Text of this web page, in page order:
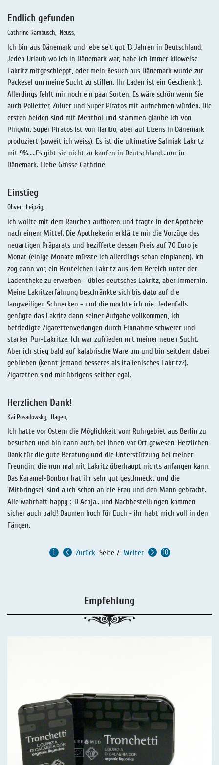
Endlich gefunden
Cathrine Rambusch Neuss
Ich bin aus Dänemark und lebe seit gut 13 Jahren in Deutschland.
Jeden Urlaub wo ich in Dänemark war, habe ich immer kiloweise
Lakritz mitgeschleppt, oder mein Besuch aus Dänemark wurde zur
Packesel um meine Sucht zu stillen. Ihr Laden ist ein Geschenk :).
Allerdings fehlt mir noch ein paar Sorten. Es wäre schön wenn Sie
auch Polletter, Zuluer und Super Piratos mit aufnehmen würden. Die
ersten beiden sind mit Menthol und stammen glaube ich von
Pingvin. Super Piratos ist von Haribo, aber auf Lizens in Dänemark
produziert (soweit ich weiss). Es ist die ultimative Salmiak Lakritz
mit 9%.....Es gibt sie nicht zu kaufen in Deutschland...nur in
Dänemark. Liebe Grüsse Cathrine
Einstieg
Oliver Leipzig
Ich wollte mit dem Rauchen aufhören und fragte in der Apotheke
nach einem Mittel. Die Apothekerin erklärte mir die Vorzüge des
neuartigen Präparats und bezifferte dessen Preis auf 70 Euro je
Monat (einige Monate müsste ich allerdings schon einplanen). Ich
zog dann vor, ein Beutelchen Lakritz aus dem Bereich unter der
Ladentheke zu erwerben - übles deutsches Lakritz, aber immerhin.
Meine Lakritzerfahrung beschränkte sich bis dato auf die
langweiligen Schnecken - und die mochte ich nie. Jedenfalls
genügte das Lakritz dann seiner Aufgabe vollkommen, ich
befriedigte Zigarettenverlangen durch Einnahme schwerer und
starker Pur-Lakritze. Ich war zufrieden mit meiner neuen Sucht.
Aber ich stieg bald auf kalabrische Ware um und bin seitdem dabei
geblieben (kennt jemand besseres als italienisches Lakritz?).
Zigaretten sind mir übrigens seither egal.
Herzlichen Dank!
Kai Posadowsky Hagen
Ich hatte vor Ostern die Möglichkeit vom Ruhrgebiet aus Berlin zu
besuchen und bin dann auch bei Ihnen vor Ort gewesen. Herzlichen
Dank für die gute Beratung und die Unterstützung bei meiner
Freundin, die nun mal mit Lakritz überhaupt nichts anfangen kann.
Das Karamel-Bonbon hat ihr sehr gut geschmeckt und die
'Mitbringsel' sind auch schon an die Frau und den Mann gebracht.
Alle wahrhaft happy :-D Achja.. und Nachbestellungen kommen
sicher auch bald! Daumen hoch für Euch - ihr habt mich voll in den
Fängen.
Zurück Seite 7 Weiter
Empfehlung